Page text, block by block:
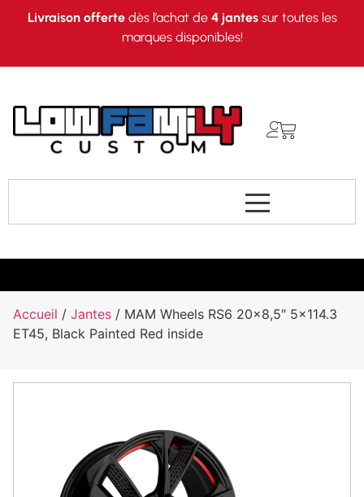
Livraison offertedès l’achat de 4 jantessur toutes les
marques disponibles!
Accueil / Jantes / MAM Wheels RS6 20×8,5″ 5×114.3
ET45, Black Painted Red inside